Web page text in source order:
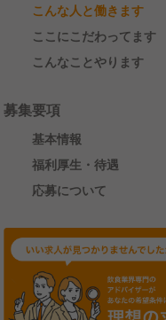
こんな人と働きます
ここにこだわってます
こんなことやります
募集要項
基本情報
福利厚生・待遇
応募について